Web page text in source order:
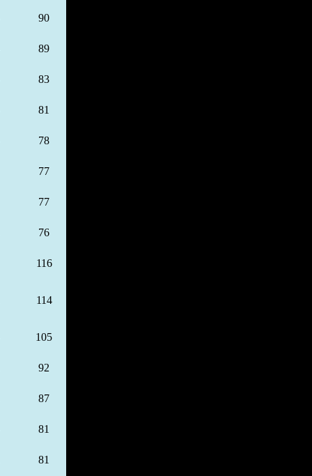
90
89
83
81
78
77
77
76
116
114
105
92
87
81
81